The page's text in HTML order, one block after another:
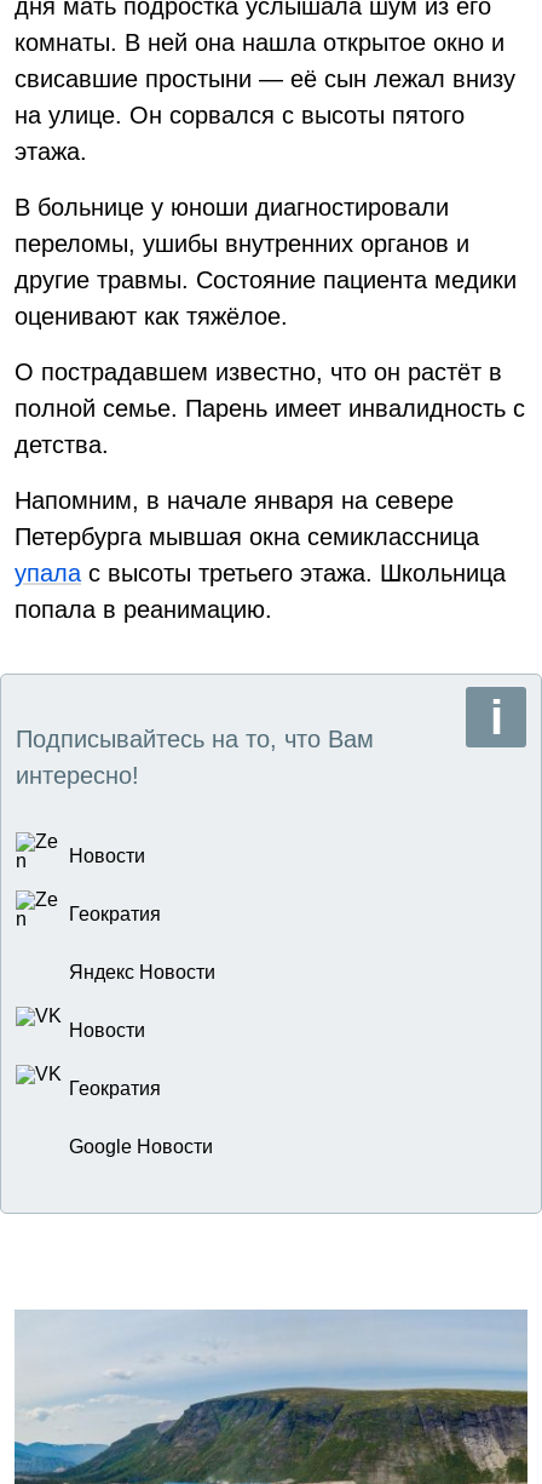
дня мать подростка услышала шум из его
комнаты. В ней она нашла открытое окно и
свисавшие простыни — её сын лежал внизу
на улице. Он сорвался с высоты пятого
этажа.
В больнице у юноши диагностировали
переломы, ушибы внутренних органов и
другие травмы. Состояние пациента медики
оценивают как тяжёлое.
О пострадавшем известно, что он растёт в
полной семье. Парень имеет инвалидность с
детства.
Напомним, в начале января на севере
Петербурга мывшая окна семиклассница
упала с высоты третьего этажа. Школьница
попала в реанимацию.
Подписывайтесь на то, что Вам
интересно!
Новости
Геократия
Яндекс Новости
Новости
Геократия
Google Новости